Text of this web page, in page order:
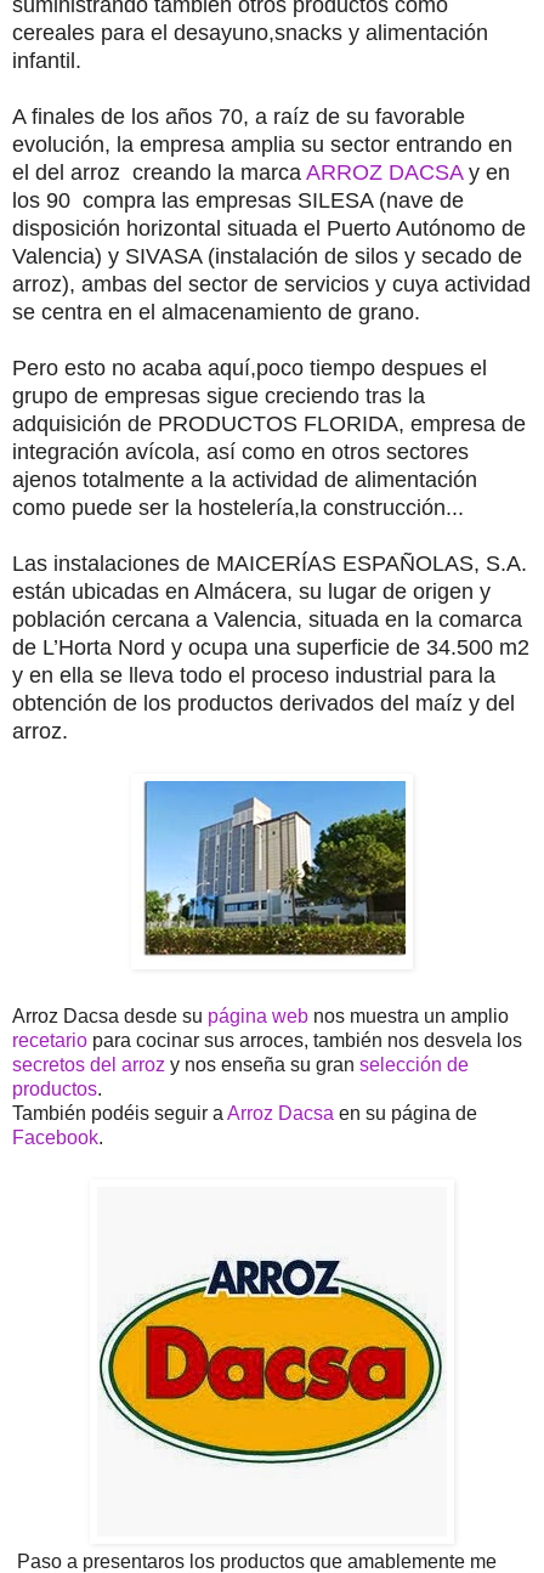
suministrando también otros productos como
cereales para el desayuno,snacks y alimentación
infantil.
A finales de los años 70, a raíz de su favorable
evolución, la empresa amplia su sector entrando en
el del arroz creando la marca ARROZ DACSAy en
los 90 compra las empresas SILESA (nave de
disposición horizontal situada el Puerto Autónomo de
Valencia) y SIVASA (instalación de silos y secado de
arroz), ambas del sector de servicios y cuya actividad
se centra en el almacenamiento de grano.
Pero esto no acaba aquí,poco tiempo despues el
grupo de empresas sigue creciendo tras la
adquisición de PRODUCTOS FLORIDA, empresa de
integración avícola, así como en otros sectores
ajenos totalmente a la actividad de alimentación
como puede ser la hostelería,la construcción...
Las instalaciones de MAICERÍAS ESPAÑOLAS, S.A.
están ubicadas en Almácera, su lugar de origen y
población cercana a Valencia, situada en la comarca
de L’Horta Nord y ocupa una superficie de 34.500 m2
y en ella se lleva todo el proceso industrial para la
obtención de los productos derivados del maíz y del
arroz.
Arroz Dacsa desde su página web nos muestra un amplio
recetario para cocinar sus arroces, también nos desvela los
secretos del arroz y nos enseña su gran selección de
productos.
También podéis seguir a Arroz Dacsa en su página de
Facebook.
Paso a presentaros los productos que amablemente me